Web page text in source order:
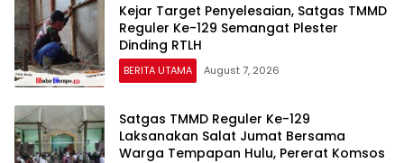
Kejar Target Penyelesaian, Satgas TMMD
Reguler Ke-129 Semangat Plester
Dinding RTLH
BERITA UTAMA August 7, 2026
Satgas TMMD Reguler Ke-129
Laksanakan Salat Jumat Bersama
Warga Tempapan Hulu, Pererat Komsos